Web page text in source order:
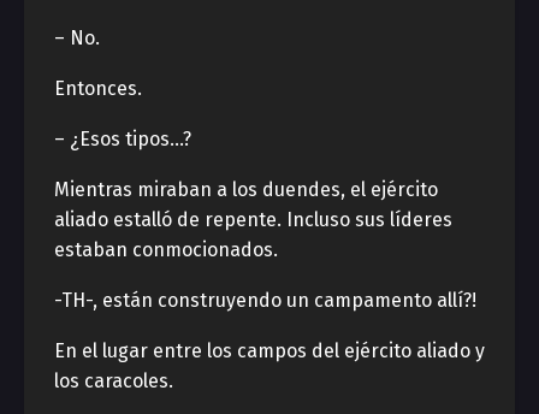
– No.
Entonces.
– ¿Esos tipos…?
Mientras miraban a los duendes, el ejército
aliado estalló de repente. Incluso sus líderes
estaban conmocionados.
-TH-, están construyendo un campamento allí?!
En el lugar entre los campos del ejército aliado y
los caracoles.